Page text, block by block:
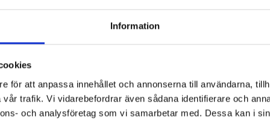
Information
för att anpassa innehållet och annonserna till användarna,
trafik. Vi vidarebefordrar även sådana identifierare och
och analysföretag som vi samarbetar med. Dessa kan i
integrerad matlagningstermometer övervakas
innertemperaturen i maten noggrant, och ugnen
stängs av automatiskt när den inställda temperaturen
har uppnåtts. Perfekt för att få möra stekar, saftiga